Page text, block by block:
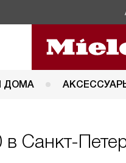
ДОМА
Санкт-